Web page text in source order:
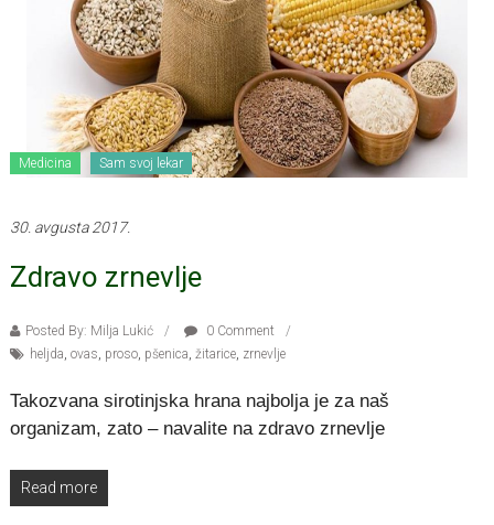
Medicina Sam svoj lekar
30. avgusta 2017.
Zdravo zrnevlje
Posted By: Milja Lukić
0 Comment
heljda, ovas, proso, pšenica, žitarice, zrnevlje
Takozvana sirotinjska hrana najbolja je za naš
organizam, zato – navalite na zdravo zrnevlje
Read more